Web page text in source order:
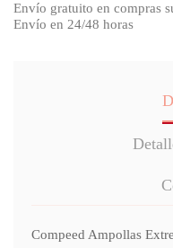
Envío gratuito en compras
Envío en 24/48 horas
Compeed Ampollas